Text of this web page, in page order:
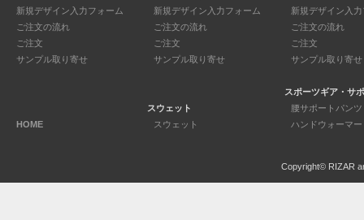
新規デザイン入力フォーム
ご注文の流れ
ご注文
サンプル取り寄せ
HOME
新規デザイン入力フォーム
ご注文の流れ
ご注文
サンプル取り寄せ
スウェット
スウェット
新規デザイン入
ご注文の流れ
ご注文
サンプル取り寄せ
スポーツギア・サ
腰サポートパンツ
ハンドウォーマー
Copyright© RIZAR